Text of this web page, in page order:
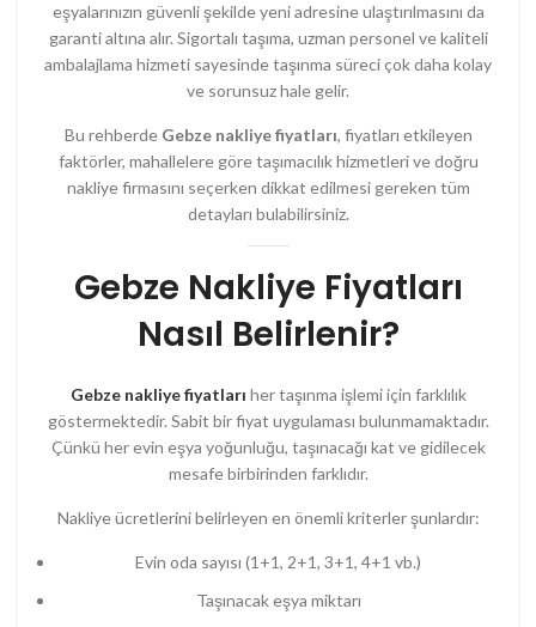
eşyalarınızın güvenli şekilde yeni adresine ulaştırılmasını da
garanti altına alır. Sigortalı taşıma, uzman personel ve kaliteli
ambalajlama hizmeti sayesinde taşınma süreci çok daha kolay
ve sorunsuz hale gelir.
Bu rehberde Gebze nakliye fiyatları, fiyatları etkileyen
faktörler, mahallelere göre taşımacılık hizmetleri ve doğru
nakliye firmasını seçerken dikkat edilmesi gereken tüm
detayları bulabilirsiniz.
Gebze Nakliye Fiyatları
Nasıl Belirlenir?
Gebze nakliye fiyatları her taşınma işlemi için farklılık
göstermektedir. Sabit bir fiyat uygulaması bulunmamaktadır.
Çünkü her evin eşya yoğunluğu, taşınacağı kat ve gidilecek
mesafe birbirinden farklıdır.
Nakliye ücretlerini belirleyen en önemli kriterler şunlardır:
Evin oda sayısı (1+1, 2+1, 3+1, 4+1 vb.)
Taşınacak eşya miktarı